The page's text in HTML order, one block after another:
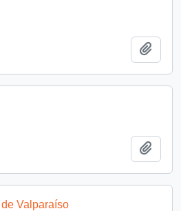
Valparaíso